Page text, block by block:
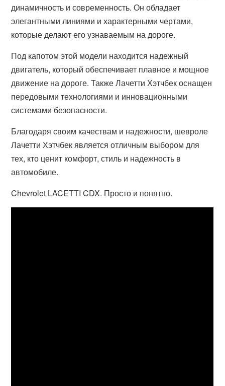
динамичность и современность. Он обладает
элегантными линиями и характерными чертами,
которые делают его узнаваемым на дороге.
Под капотом этой модели находится надежный
двигатель, который обеспечивает плавное и мощное
движение на дороге. Также Лачетти Хэтчбек оснащен
передовыми технологиями и инновационными
системами безопасности.
Благодаря своим качествам и надежности, шевроле
Лачетти Хэтчбек является отличным выбором для
тех, кто ценит комфорт, стиль и надежность в
автомобиле.
Chevrolet LACETTI CDX. Просто и понятно.